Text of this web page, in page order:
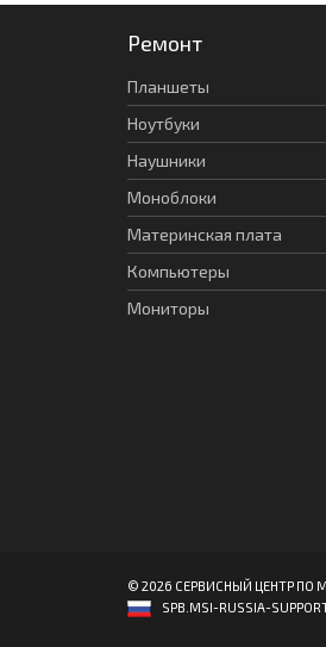
Ремонт
Планшеты
Ноутбуки
Наушники
Моноблоки
Материнская плата
Компьютеры
Мониторы
© 2026 СЕРВИСНЫЙ ЦЕНТР ПО
SPB.MSI-RUSSIA-